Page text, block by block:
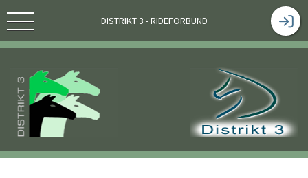
DISTRIKT 3 - RIDEFORBUND